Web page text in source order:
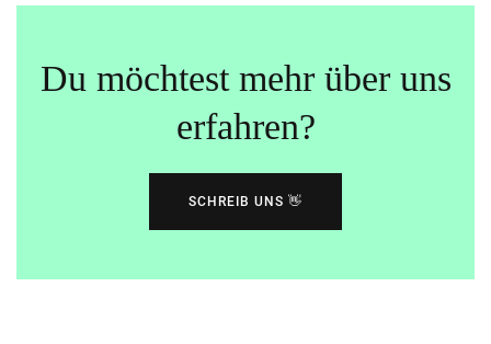
Du möchtest mehr über uns
erfahren?
SCHREIB UNS 👋